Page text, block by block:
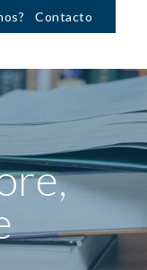
Contacto